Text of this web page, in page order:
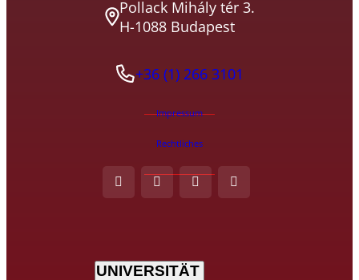
Pollack Mihály tér 3.
H-1088 Budapest
+36 (1) 266 3101
Impressum
Rechtliches
UNIVERSITÄT